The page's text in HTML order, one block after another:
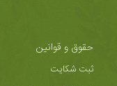
حقوق و قوانین
ثبت شکایت